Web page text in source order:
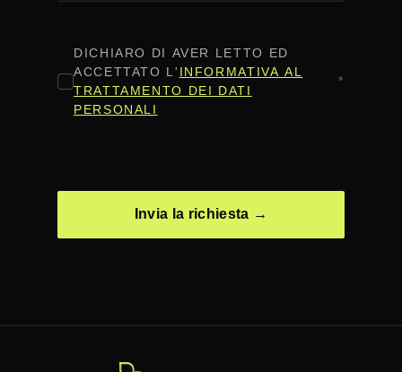
CONSENSO*
DICHIARO DI AVER LETTO ED
ACCETTATO L' INFORMATIVA AL
TRATTAMENTO DEI DATI
PERSONALI
*